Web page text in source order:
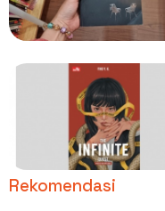
Rekomendasi